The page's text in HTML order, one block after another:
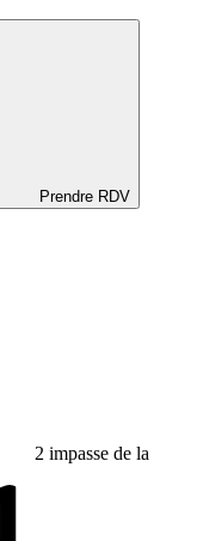
Prendre RDV
2 impasse de la